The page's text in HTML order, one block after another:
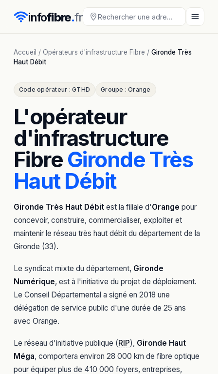
infofibre.fr
Accueil / Opérateurs d'infrastructure Fibre / Gironde Très
Haut Débit
Code opérateur : GTHD Groupe : Orange
L'opérateur
d'infrastructure
Fibre Gironde Très
Haut Débit
Gironde Très Haut Débit est la filiale d'Orange pour
concevoir, construire, commercialiser, exploiter et
maintenir le réseau très haut débit du département de la
Gironde (33).
Le syndicat mixte du département, Gironde
Numérique, est à l'initiative du projet de déploiement.
Le Conseil Départemental a signé en 2018 une
délégation de service public d'une durée de 25 ans
avec Orange.
Le réseau d'initiative publique (RIP), Gironde Haut
Méga, comportera environ 28 000 km de fibre optique
pour équiper plus de 410 000 foyers, entreprises,